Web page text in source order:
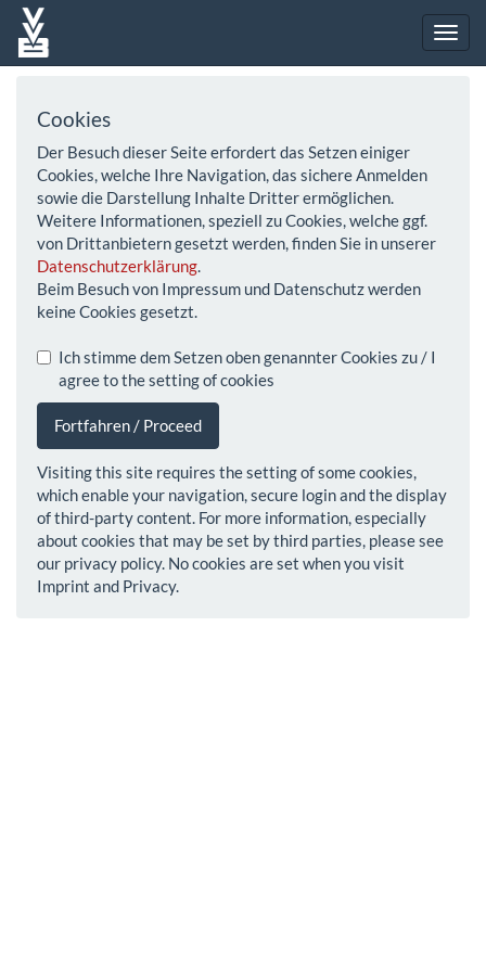
Cookies
Der Besuch dieser Seite erfordert das Setzen einiger
Cookies, welche Ihre Navigation, das sichere Anmelden
sowie die Darstellung Inhalte Dritter ermöglichen.
Weitere Informationen, speziell zu Cookies, welche ggf.
von Drittanbietern gesetzt werden, finden Sie in unserer
Datenschutzerklärung.
Beim Besuch von Impressum und Datenschutz werden
keine Cookies gesetzt.
Ich stimme dem Setzen oben genannter Cookies zu / I
agree to the setting of cookies
Fortfahren / Proceed
Visiting this site requires the setting of some cookies,
which enable your navigation, secure login and the display
of third-party content. For more information, especially
about cookies that may be set by third parties, please see
our privacy policy. No cookies are set when you visit
Imprint and Privacy.